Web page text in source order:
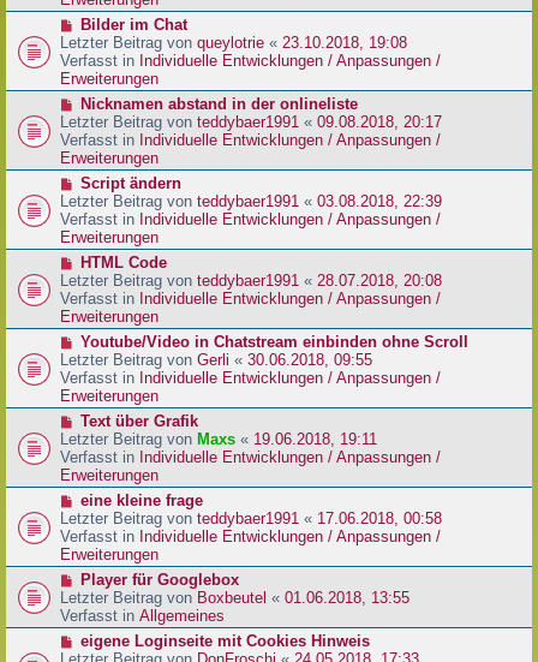
i
r
a
g
r
B
e
i
t
a
g
N
e
u
e
r
B
e
i
t
a
g
Bilder im Chat
Letzter Beitrag von queylotrie « 23.10.2018, 19:08
Verfasst in Individuelle Entwicklungen / Anpassungen /
Erweiterungen
N
e
u
e
r
B
e
i
t
a
g
Nicknamen abstand in der onlineliste
Letzter Beitrag von teddybaer1991 « 09.08.2018, 20:17
Verfasst in Individuelle Entwicklungen / Anpassungen /
Erweiterungen
N
e
u
e
r
B
e
i
t
a
g
Script ändern
Letzter Beitrag von teddybaer1991 « 03.08.2018, 22:39
Verfasst in Individuelle Entwicklungen / Anpassungen /
Erweiterungen
N
e
u
e
r
B
e
i
t
a
g
HTML Code
Letzter Beitrag von teddybaer1991 « 28.07.2018, 20:08
Verfasst in Individuelle Entwicklungen / Anpassungen /
Erweiterungen
N
e
u
e
r
B
e
i
t
a
g
Youtube/Video in Chatstream einbinden ohne Scroll
Letzter Beitrag von Gerli « 30.06.2018, 09:55
Verfasst in Individuelle Entwicklungen / Anpassungen /
Erweiterungen
N
e
u
e
r
B
e
i
t
a
g
Text über Grafik
Letzter Beitrag von Maxs « 19.06.2018, 19:11
Verfasst in Individuelle Entwicklungen / Anpassungen /
Erweiterungen
N
e
u
e
r
B
e
i
eine kleine frage
Letzter Beitrag von teddybaer1991 « 17.06.2018, 00:58
Verfasst in Individuelle Entwicklungen / Anpassungen /
Erweiterungen
N
e
u
e
r
Player für Googlebox
Letzter Beitrag von Boxbeutel « 01.06.2018, 13:55
Verfasst in Allgemeines
N
e
eigene Loginseite mit Cookies Hinweis